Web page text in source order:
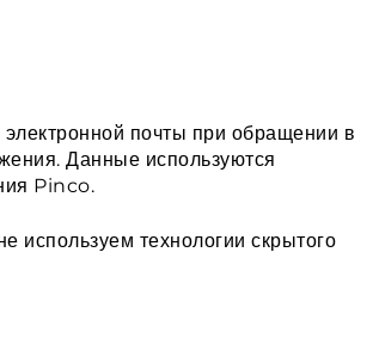
почты при обращении в
Данные используются
Pinco.
используем технологии скрытого